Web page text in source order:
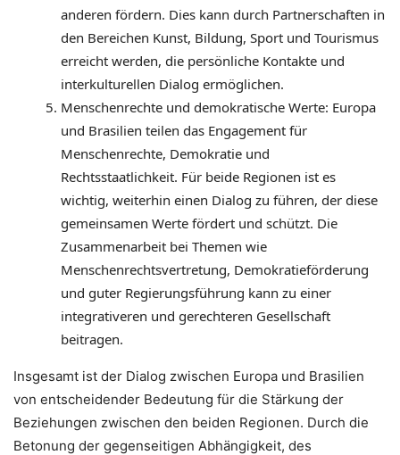
anderen fördern. Dies kann durch Partnerschaften in
den Bereichen Kunst, Bildung, Sport und Tourismus
erreicht werden, die persönliche Kontakte und
interkulturellen Dialog ermöglichen.
Menschenrechte und demokratische Werte: Europa
und Brasilien teilen das Engagement für
Menschenrechte, Demokratie und
Rechtsstaatlichkeit. Für beide Regionen ist es
wichtig, weiterhin einen Dialog zu führen, der diese
gemeinsamen Werte fördert und schützt. Die
Zusammenarbeit bei Themen wie
Menschenrechtsvertretung, Demokratieförderung
und guter Regierungsführung kann zu einer
integrativeren und gerechteren Gesellschaft
beitragen.
Insgesamt ist der Dialog zwischen Europa und Brasilien
von entscheidender Bedeutung für die Stärkung der
Beziehungen zwischen den beiden Regionen. Durch die
Betonung der gegenseitigen Abhängigkeit, des